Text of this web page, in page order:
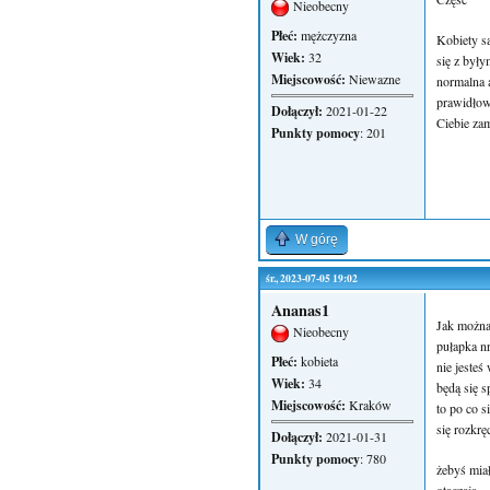
Nieobecny
Płeć: mężczyzna
Wiek: 32
Miejscowość: Niewazne
Dołączył: 2021-01-22
Punkty pomocy: 201
Kobiety
się z
normalna
Ciebie
W górę
śr., 2023-07-05 19:02
Ananas1
Nieobecny
Płeć: kobieta
Wiek: 34
Miejscowość: Kraków
Dołączył: 2021-01-31
Punkty pomocy: 780
Jak
pułapka
nie jesteś
będą się
to po co
się
żebyś